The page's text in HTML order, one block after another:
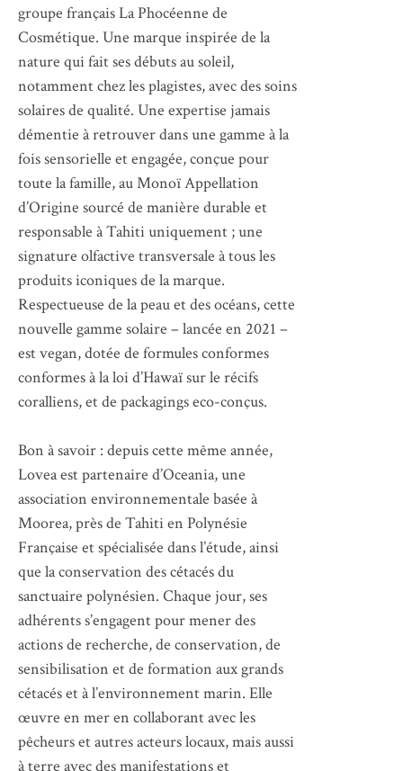
groupe français La Phocéenne de
Cosmétique. Une marque inspirée de la
nature qui fait ses débuts au soleil,
notamment chez les plagistes, avec des soins
solaires de qualité. Une expertise jamais
démentie à retrouver dans une gamme à la
fois sensorielle et engagée, conçue pour
toute la famille, au Monoï Appellation
d’Origine sourcé de manière durable et
responsable à Tahiti uniquement ; une
signature olfactive transversale à tous les
produits iconiques de la marque.
Respectueuse de la peau et des océans, cette
nouvelle gamme solaire – lancée en 2021 –
est vegan, dotée de formules conformes
conformes à la loi d’Hawaï sur le récifs
coralliens, et de packagings eco-conçus.
Bon à savoir : depuis cette même année,
Lovea est partenaire d’Oceania, une
association environnementale basée à
Moorea, près de Tahiti en Polynésie
Française et spécialisée dans l’étude, ainsi
que la conservation des cétacés du
sanctuaire polynésien. Chaque jour, ses
adhérents s’engagent pour mener des
actions de recherche, de conservation, de
sensibilisation et de formation aux grands
cétacés et à l’environnement marin. Elle
œuvre en mer en collaborant avec les
pêcheurs et autres acteurs locaux, mais aussi
à terre avec des manifestations et